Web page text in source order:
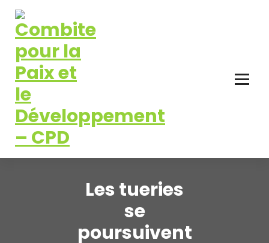
contenu
Les tueries
se
poursuivent